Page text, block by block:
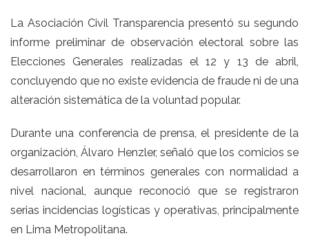
La Asociación Civil Transparencia presentó su segundo
informe preliminar de observación electoral sobre las
Elecciones Generales realizadas el 12 y 13 de abril,
concluyendo que no existe evidencia de fraude ni de una
alteración sistemática de la voluntad popular.
Durante una conferencia de prensa, el presidente de la
organización, Álvaro Henzler, señaló que los comicios se
desarrollaron en términos generales con normalidad a
nivel nacional, aunque reconoció que se registraron
serias incidencias logísticas y operativas, principalmente
en Lima Metropolitana.